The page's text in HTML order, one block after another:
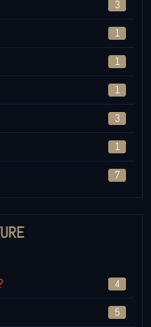
3
1
1
1
3
1
7
4
5